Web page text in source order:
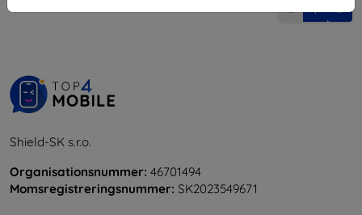
« 1 »
Shield-SK s.r.o.
Organisationsnummer: 46701494
Momsregistreringsnummer: SK2023549671